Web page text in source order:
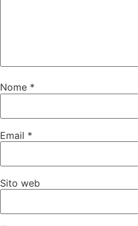
Nome *
Email *
Sito web